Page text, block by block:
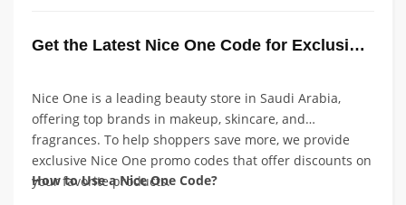
Get the Latest Nice One Code for Exclusive Discounts
Nice One is a leading beauty store in Saudi Arabia,
offering top brands in makeup, skincare, and
fragrances. To help shoppers save more, we provide
exclusive Nice One promo codes that offer discounts on
your favorite products.
How to Use a Nice One Code?